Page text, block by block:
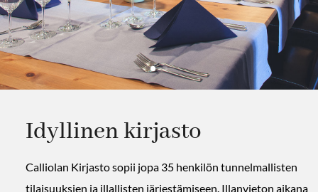
Idyllinen kirjasto
Calliolan Kirjasto sopii jopa 35 henkilön tunnelmallisten
tilaisuuksien ja illallisten järjestämiseen. Illanvieton aikana